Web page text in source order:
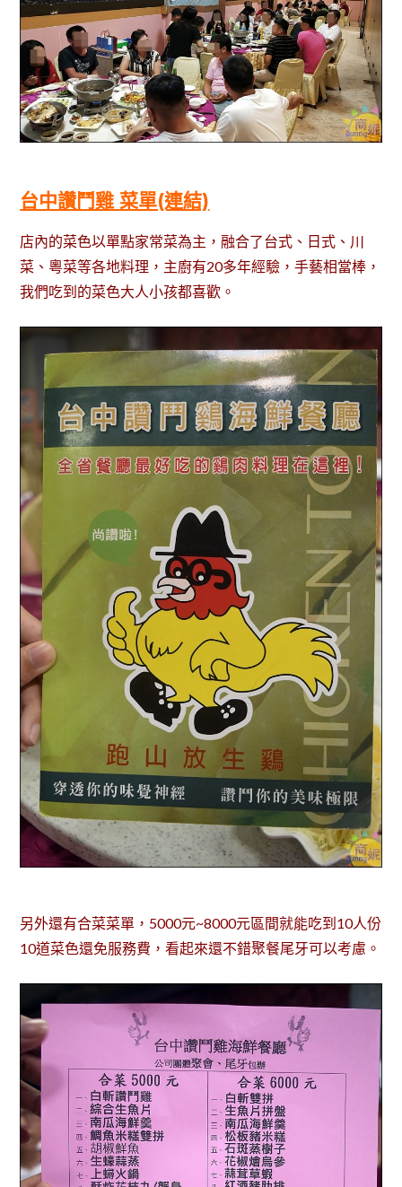
台中讚鬥雞 菜單(連結)
店內的菜色以單點家常菜為主，融合了台式、日式、川
菜、粵菜等各地料理，主廚有20多年經驗，手藝相當棒，
我們吃到的菜色大人小孩都喜歡。
另外還有合菜菜單，5000元~8000元區間就能吃到10人份
10道菜色還免服務費，看起來還不錯聚餐尾牙可以考慮。